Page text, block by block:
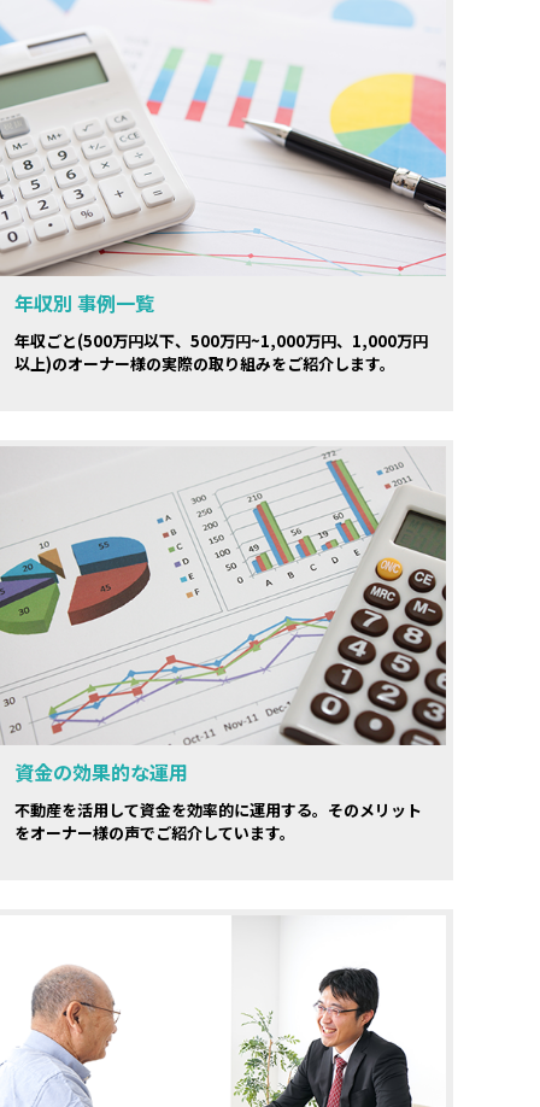
年収別 事例一覧
年収ごと(500万円以下、500万円~1,000万円、1,000万円
以上)のオーナー様の実際の取り組みをご紹介します。
資金の効果的な運用
不動産を活用して資金を効率的に運用する。そのメリット
をオーナー様の声でご紹介しています。